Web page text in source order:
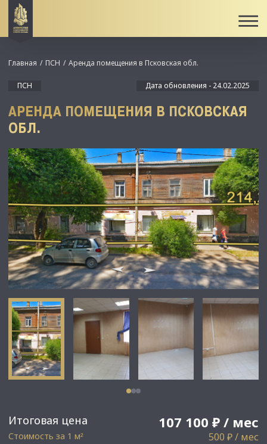
Итоговая цена 107 100 ₽ / мес
Стоимость за 1 м² 500 ₽ / мес
Главная ПСН Аренда помещения в Псковская обл.
ПСН Дата обновления - 24.02.2025
АРЕНДА ПОМЕЩЕНИЯ В ПСКОВСКАЯ
ОБЛ.